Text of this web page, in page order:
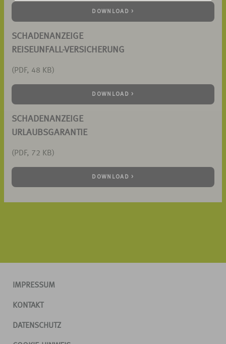
DOWNLOAD >
SCHADENANZEIGE
REISEUNFALL-VERSICHERUNG
(PDF, 48 KB)
DOWNLOAD >
SCHADENANZEIGE
URLAUBSGARANTIE
(PDF, 72 KB)
DOWNLOAD >
IMPRESSUM
KONTAKT
DATENSCHUTZ